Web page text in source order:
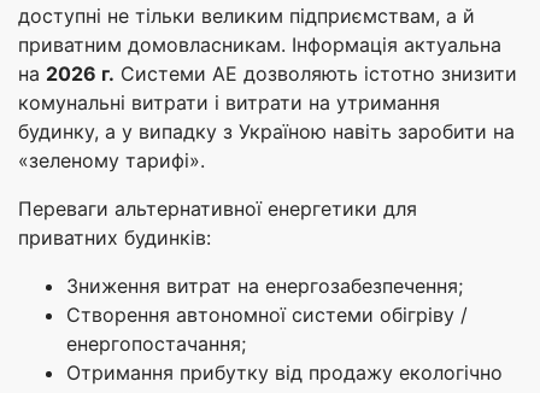
доступні не тільки великим підприємствам, а й
приватним домовласникам. Інформація актуальна
на 2026 г. Системи АЕ дозволяють істотно знизити
комунальні витрати і витрати на утримання
будинку, а у випадку з Україною навіть заробити на
«зеленому тарифі».
Переваги альтернативної енергетики для
приватних будинків:
Зниження витрат на енергозабезпечення;
Створення автономної системи обігріву /
енергопостачання;
Отримання прибутку від продажу екологічно